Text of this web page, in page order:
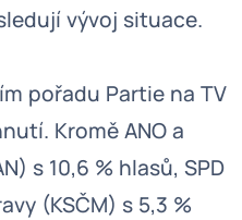
vývoj situace.
pořadu Partie na TV
Kromě ANO a
s 10,6 % hlasů, SPD
(KSČM) s 5,3 %